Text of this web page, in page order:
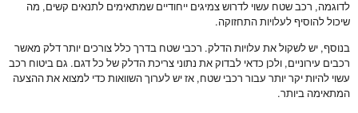
לדוגמה, רכב שטח עשוי לדרוש צמיגים ייחודיים שמתאימים לתנאים קשים, מה
שיכול להוסיף לעלויות התחזוקה.
בנוסף, יש לשקול את עלויות הדלק. רכבי שטח בדרך כלל צורכים יותר דלק מאשר
רכבים עירוניים, ולכן כדאי לבדוק את נתוני צריכת הדלק של כל דגם. גם ביטוח רכב
עשוי להיות יקר יותר עבור רכבי שטח, אז יש לערוך השוואות כדי למצוא את ההצעה
המתאימה ביותר.